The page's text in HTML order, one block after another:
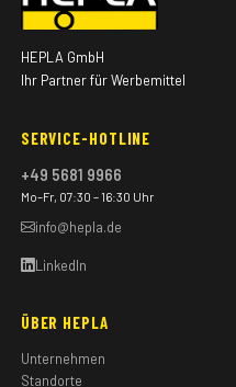
HEPLA GmbH
Ihr Partner für Werbemittel
SERVICE-HOTLINE
+49 5681 9966
Mo–Fr, 07:30 – 16:30 Uhr
info@hepla.de
LinkedIn
ÜBER HEPLA
Unternehmen
Standorte